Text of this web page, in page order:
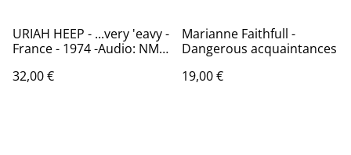
URIAH HEEP - ...very 'eavy -
France - 1974 -Audio: NM -
32,00 €
Marianne Faithfull -
Dangerous acquaintances
19,00 €